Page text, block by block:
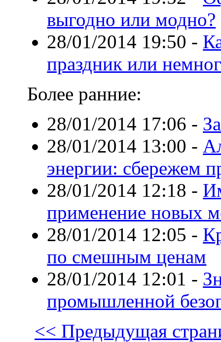
выгодно или модно?
28/01/2014 19:50 -
праздник или
Более ранние:
28/01/2014 17:06 -
28/01/2014 13:00 -
энергии: сбережем
28/01/2014 12:18 -
применение новых
28/01/2014 12:05 -
по смешным ценам
28/01/2014 12:01 -
промышленной
<< Предыдущая